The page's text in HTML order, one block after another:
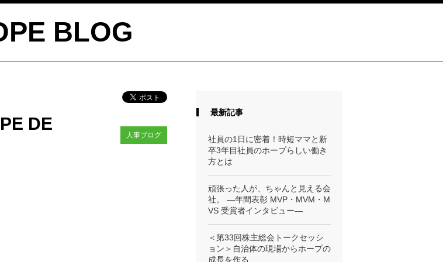
BLOG
DE
人事ブログ
最新記事
社員の1日に密着！時短ママと新
卒3年目社員のホープらしい働き
方とは
頑張った人が、ちゃんと見える会
社。 ―年間表彰 MVP・MVM・M
VS 受賞者インタビュー―
＜第33回株主総会トークセッシ
ョン＞自治体の現場からホープの
成長を作る